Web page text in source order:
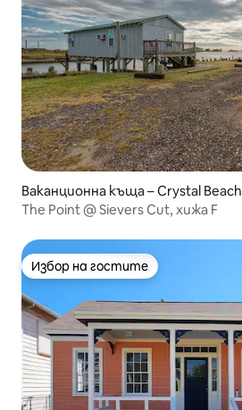
Ваканционна къща – Crystal Beach
The Point @ Sievers Cut, хижа F
Избор на гостите
Избор на гостите